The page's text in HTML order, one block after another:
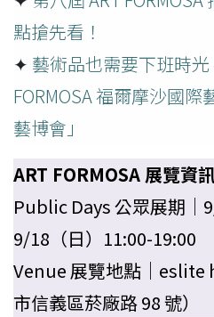
點搶先看！
✦ 藝術品也需要下班時光
FORMOSA 福爾摩沙國
藝博會」
ART FORMOSA 展覽資
Public Days 公眾展期｜
9/18（日）11:00-19:00
Venue 展覽地點｜eslite
市信義區菸廠路 98 號）